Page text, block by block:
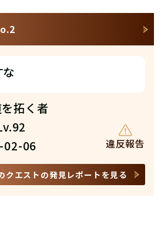
拓く者
02-06
違反報告
クエストの発見レポートを見る